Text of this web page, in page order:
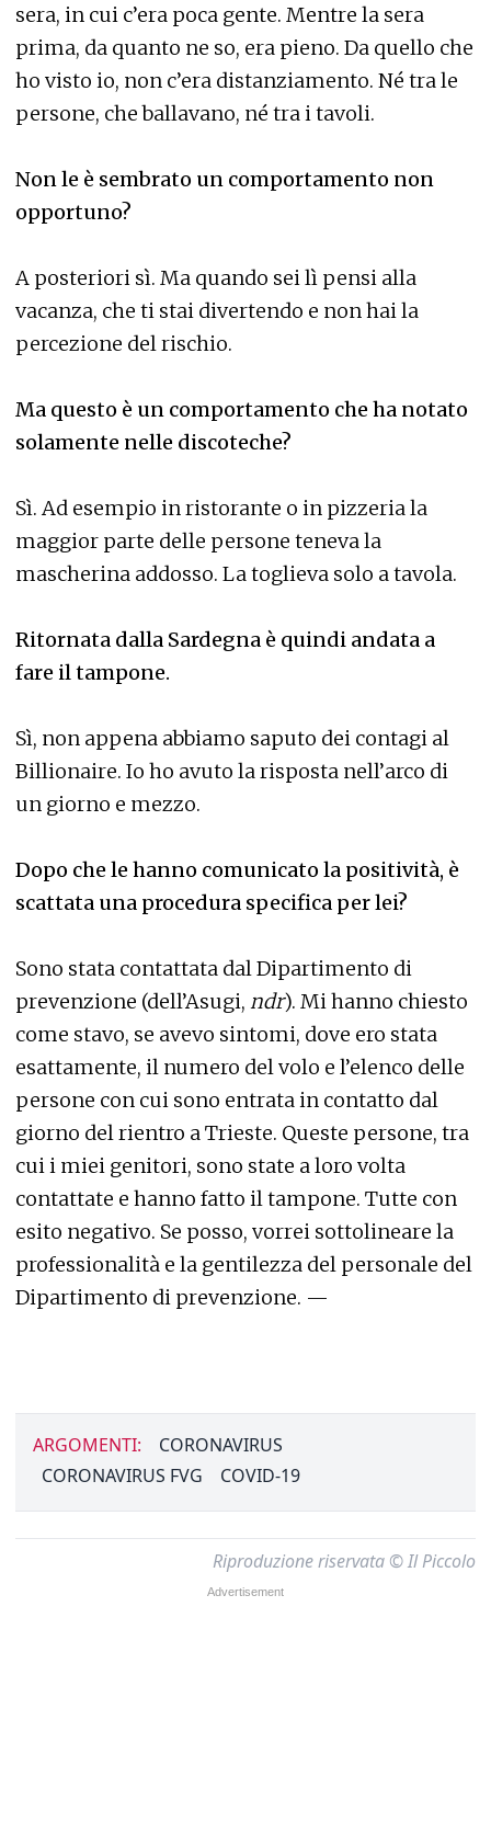
sera, in cui c’era poca gente. Mentre la sera
prima, da quanto ne so, era pieno. Da quello che
ho visto io, non c’era distanziamento. Né tra le
persone, che ballavano, né tra i tavoli.
Non le è sembrato un comportamento non
opportuno?
A posteriori sì. Ma quando sei lì pensi alla
vacanza, che ti stai divertendo e non hai la
percezione del rischio.
Ma questo è un comportamento che ha notato
solamente nelle discoteche?
Sì. Ad esempio in ristorante o in pizzeria la
maggior parte delle persone teneva la
mascherina addosso. La toglieva solo a tavola.
Ritornata dalla Sardegna è quindi andata a
fare il tampone.
Sì, non appena abbiamo saputo dei contagi al
Billionaire. Io ho avuto la risposta nell’arco di
un giorno e mezzo.
Dopo che le hanno comunicato la positività, è
scattata una procedura specifica per lei?
Sono stata contattata dal Dipartimento di
prevenzione (dell’Asugi, ndr). Mi hanno chiesto
come stavo, se avevo sintomi, dove ero stata
esattamente, il numero del volo e l’elenco delle
persone con cui sono entrata in contatto dal
giorno del rientro a Trieste. Queste persone, tra
cui i miei genitori, sono state a loro volta
contattate e hanno fatto il tampone. Tutte con
esito negativo. Se posso, vorrei sottolineare la
professionalità e la gentilezza del personale del
Dipartimento di prevenzione. —
ARGOMENTI:
CORONAVIRUS
CORONAVIRUS FVG
COVID-19
Riproduzione riservata © Il Piccolo